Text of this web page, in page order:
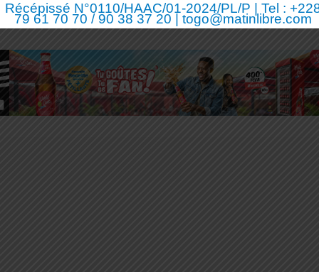
Récépissé N°0110/HAAC/01-2024/PL/P | Tel :
79 61 70 70 / 90 38 37 20 | togo@matinlibre.com